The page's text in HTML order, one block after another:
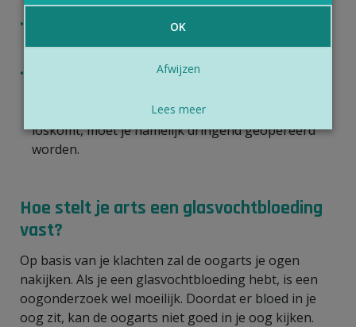
de oorzaak van de bloeding? Dan
stuurt je arts jeonmiddellijknaar een oogarts.
Ook in de meeste andere gevallen moet je binnen
netvliesloslating
loskomt, moet je namelijk dringend geopereerd
worden.
Hoe stelt je arts een glasvochtbloeding
vast?
Op basis van je klachten zal de oogarts je ogen
nakijken. Als je een glasvochtbloeding hebt, is een
oogonderzoek wel moeilijk. Doordat er bloed in je
oog zit, kan de oogarts niet goed in je oog kijken.
OK
Afwijzen
Lees meer